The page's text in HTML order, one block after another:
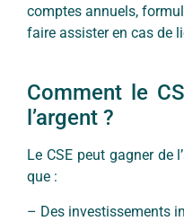
comptes annuels,
faire assister en cas de
Comment le
l’argent ?
Le CSE peut gagner de
que :
– Des investissements